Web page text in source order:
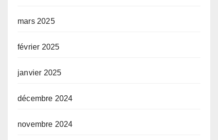
mars 2025
février 2025
janvier 2025
décembre 2024
novembre 2024